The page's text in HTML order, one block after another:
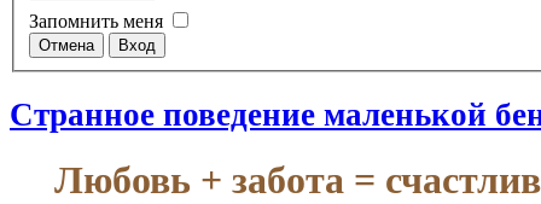
Запомнить меня
Странное поведение маленькой
Любовь + забота =